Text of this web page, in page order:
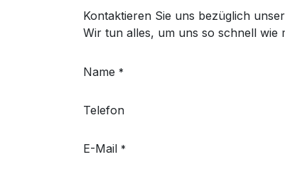
Kontaktieren Sie uns bezüglich
Wir tun alles, um uns so schnell wie
Name *
Telefon
E-Mail *